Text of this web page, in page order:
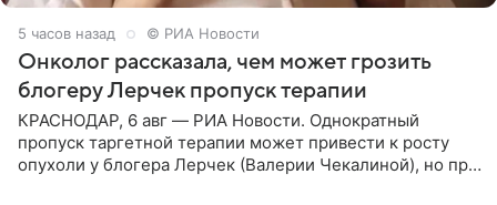
5 часов назад © РИА Новости
Онколог рассказала, чем может грозить
блогеру Лерчек пропуск терапии
КРАСНОДАР, 6 авг — РИА Новости. Однократный
пропуск таргетной терапии может привести к росту
опухоли у блогера Лерчек (Валерии Чекалиной), но при